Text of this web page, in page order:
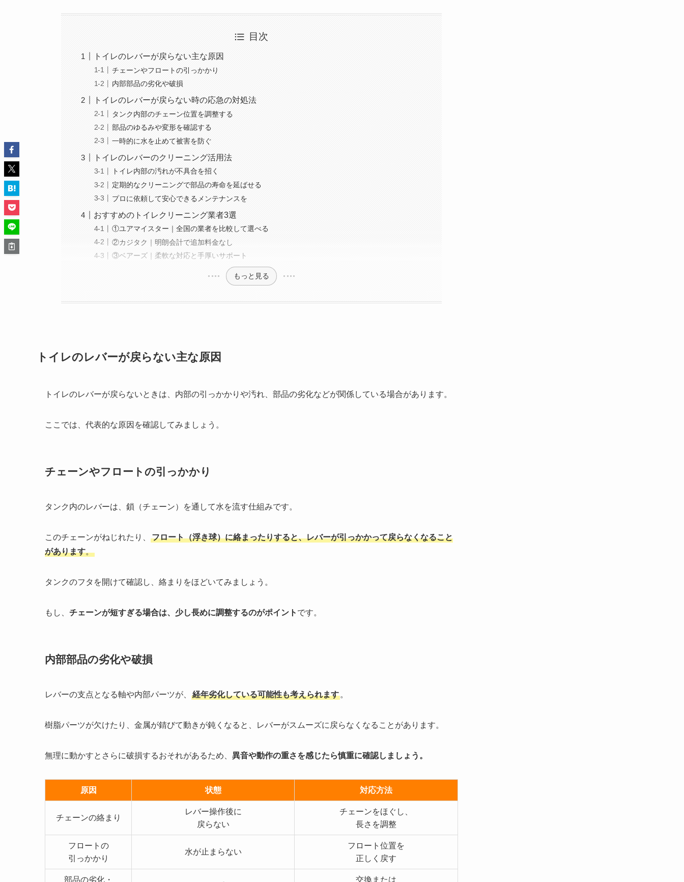
目次
トイレのレバーが戻らない主な原因
チェーンやフロートの引っかかり
内部部品の劣化や破損
トイレのレバーが戻らない時の応急の対処法
タンク内部のチェーン位置を調整する
部品のゆるみや変形を確認する
一時的に水を止めて被害を防ぐ
トイレのレバーのクリーニング活用法
トイレ内部の汚れが不具合を招く
定期的なクリーニングで部品の寿命を延ばせる
プロに依頼して安心できるメンテナンスを
おすすめのトイレクリーニング業者3選
①ユアマイスター｜全国の業者を比較して選べる
②カジタク｜明朗会計で追加料金なし
③ベアーズ｜柔軟な対応と手厚いサポート
もっと見る
トイレのレバーが戻らない主な原因
トイレのレバーが戻らないときは、内部の引っかかりや汚れ、部品の劣化などが関係している場合があります。
ここでは、代表的な原因を確認してみましょう。
チェーンやフロートの引っかかり
タンク内のレバーは、鎖（チェーン）を通して水を流す仕組みです。
このチェーンがねじれたり、
フロート（浮き球）に絡まったりすると、レバーが引っかかって戻らなくなること
があります。
タンクのフタを開けて確認し、絡まりをほどいてみましょう。
もし、 チェーンが短すぎる場合は、少し長めに調整するのがポイント です。
内部部品の劣化や破損
レバーの支点となる軸や内部パーツが、 経年劣化している可能性も考えられます 。
樹脂パーツが欠けたり、金属が錆びて動きが鈍くなると、レバーがスムーズに戻らなくなることがあります。
無理に動かすとさらに破損するおそれがあるため、 異音や動作の重さを感じたら慎重に確認しましょう。
原因 状態 対応方法
チェーンの絡まり
レバー操作後に
戻らない
チェーンをほぐし、
長さを調整
フロートの
引っかかり
水が止まらない
フロート位置を
正しく戻す
部品の劣化・ 交換または